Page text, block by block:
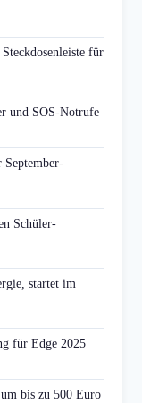
für
und SOS-Notrufe
September-
Schüler-
startet im
für Edge 2025
bis zu 500 Euro